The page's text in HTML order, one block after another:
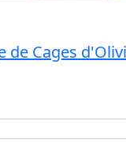
de Cages